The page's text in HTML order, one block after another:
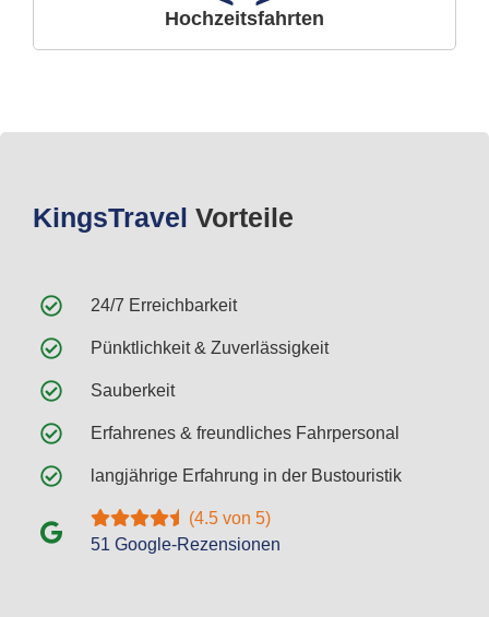
Hochzeitsfahrten
KingsTravel Vorteile
24/7 Erreichbarkeit
Pünktlichkeit & Zuverlässigkeit
Sauberkeit
Erfahrenes & freundliches Fahrpersonal
langjährige Erfahrung in der Bustouristik
(4.5 von 5)
51 Google-Rezensionen